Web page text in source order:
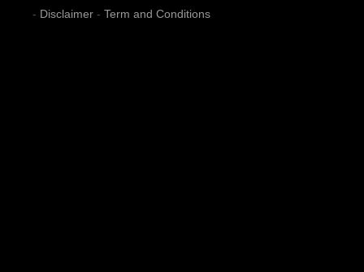
- Disclaimer - Term and Conditions